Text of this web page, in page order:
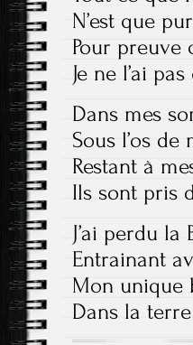
N’est que
Pour preuve
Je ne l’ai
Dans mes
Sous l’os
Restant à
Ils sont pris
J’ai perdu la
Entrainant
Mon unique
Dans la